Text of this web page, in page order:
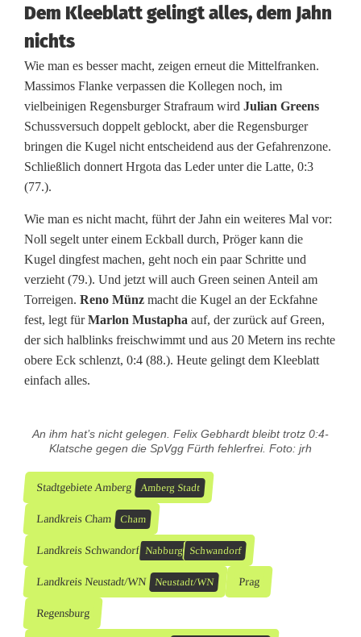
Dem Kleeblatt gelingt alles, dem Jahn
nichts
Wie man es besser macht, zeigen erneut die Mittelfranken.
Massimos Flanke verpassen die Kollegen noch, im
vielbeinigen Regensburger Strafraum wird Julian Greens
Schussversuch doppelt geblockt, aber die Regensburger
bringen die Kugel nicht entscheidend aus der Gefahrenzone.
Schließlich donnert Hrgota das Leder unter die Latte, 0:3
(77.).
Wie man es nicht macht, führt der Jahn ein weiteres Mal vor:
Noll segelt unter einem Eckball durch, Pröger kann die
Kugel dingfest machen, geht noch ein paar Schritte und
verzieht (79.). Und jetzt will auch Green seinen Anteil am
Torreigen. Reno Münz macht die Kugel an der Eckfahne
fest, legt fürMarlon Mustapha auf, der zurück auf Green,
der sich halblinks freischwimmt und aus 20 Metern ins rechte
obere Eck schlenzt, 0:4 (88.). Heute gelingt dem Kleeblatt
einfach alles.
An ihm hat’s nicht gelegen. Felix Gebhardt bleibt trotz 0:4-
Klatsche gegen die SpVgg Fürth fehlerfrei. Foto: jrh
Stadtgebiete Amberg Amberg Stadt
Landkreis Cham Cham
Landkreis Schwandorf Nabburg Schwandorf
Landkreis Neustadt/WN Neustadt/WN Prag
Regensburg